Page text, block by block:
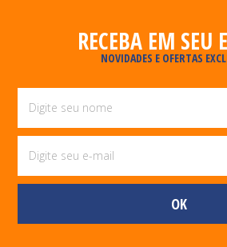
RECEBA EM SEU
NOVIDADES E OFERTAS